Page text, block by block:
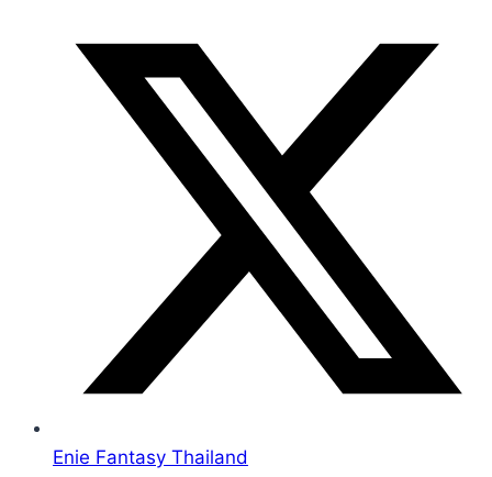
Enie Fantasy Thailand